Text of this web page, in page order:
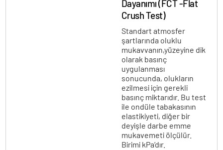
Dayanımı (FCT -Flat
Crush Test)
Standart atmosfer
şartlarında oluklu
mukavvanın,yüzeyine dik
olarak basınç
uygulanması
sonucunda, olukların
ezilmesi için gerekli
basınç miktarıdır. Bu test
ile ondüle tabakasının
elastikiyeti, diğer bir
deyişle darbe emme
mukavemeti ölçülür.
Birimi kPa’dır.